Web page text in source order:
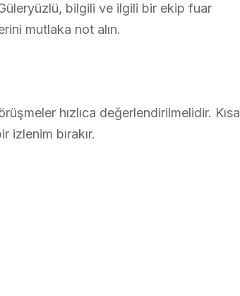
bilgili ve ilgili bir ekip fuar
mutlaka not alın.
hızlıca değerlendirilmelidir. Kısa
bırakır.